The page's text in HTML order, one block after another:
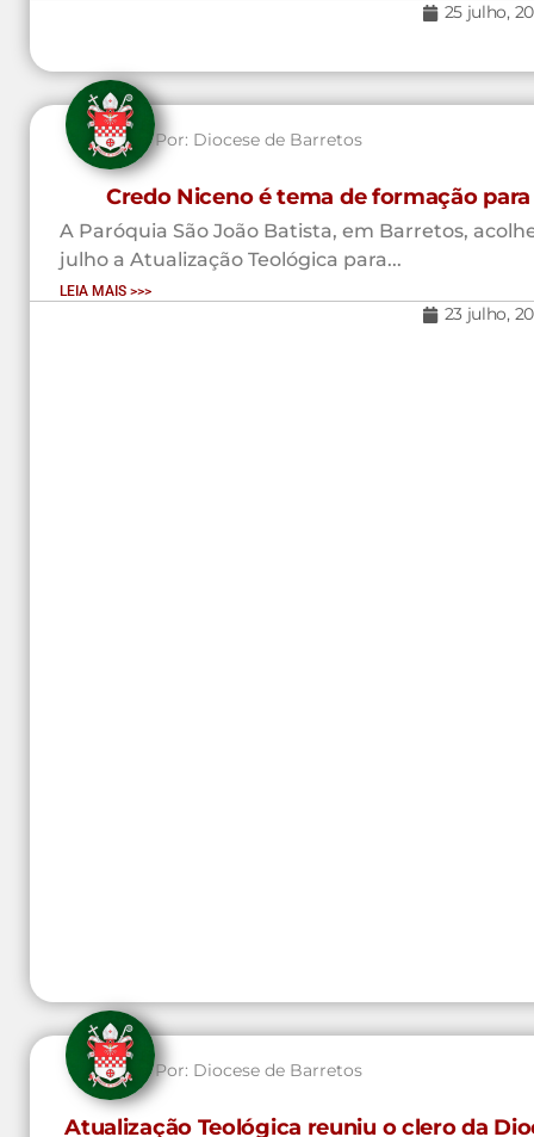
25 julho,
Por: Diocese de Barretos
Credo Niceno é tema de formação
A Paróquia São João Batista, em Barretos,
julho a Atualização Teológica para...
LEIA MAIS >>>
23 julho,
Por: Diocese de Barretos
Atualização Teológica reuniu o clero da